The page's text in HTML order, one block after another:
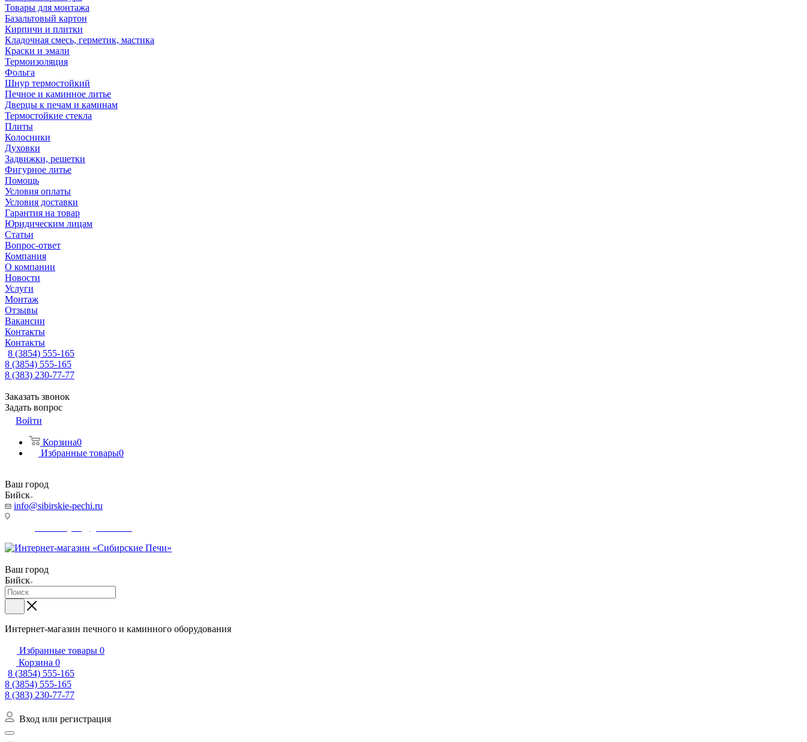
Товары для монтажа
Базальтовый картон
Кирпичи и плитки
Кладочная смесь, герметик, мастика
Краски и эмали
Термоизоляция
Фольга
Шнур термостойкий
Печное и каминное литье
Дверцы к печам и каминам
Термостойкие стекла
Плиты
Колосники
Духовки
Задвижки, решетки
Фигурное литье
Помощь
Условия оплаты
Условия доставки
Гарантия на товар
Юридическим лицам
Статьи
Вопрос-ответ
Компания
О компании
Новости
Услуги
Монтаж
Отзывы
Вакансии
Контакты
Контакты
8 (3854) 555-165
8 (3854) 555-165
8 (383) 230-77-77
Заказать звонок
Задать вопрос
Войти
Корзина0
Избранные товары0
Ваш город
Бийск
info@sibirskie-pechi.ru
Ваш город
Бийск
Интернет-магазин печного и каминного оборудования
Избранные товары 0
Корзина 0
8 (3854) 555-165
8 (3854) 555-165
8 (383) 230-77-77
Вход или регистрация